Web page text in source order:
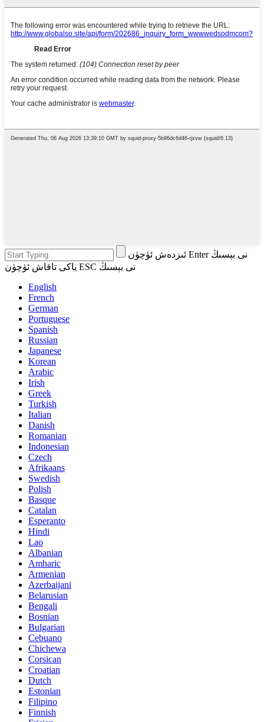
ئىزدەش ئۈچۈن Enter نى بېسىڭ
ياكى تاقاش ئۈچۈن ESC نى بېسىڭ
English
French
German
Portuguese
Spanish
Russian
Japanese
Korean
Arabic
Irish
Greek
Turkish
Italian
Danish
Romanian
Indonesian
Czech
Afrikaans
Swedish
Polish
Basque
Catalan
Esperanto
Hindi
Lao
Albanian
Amharic
Armenian
Azerbaijani
Belarusian
Bengali
Bosnian
Bulgarian
Cebuano
Chichewa
Corsican
Croatian
Dutch
Estonian
Filipino
Finnish